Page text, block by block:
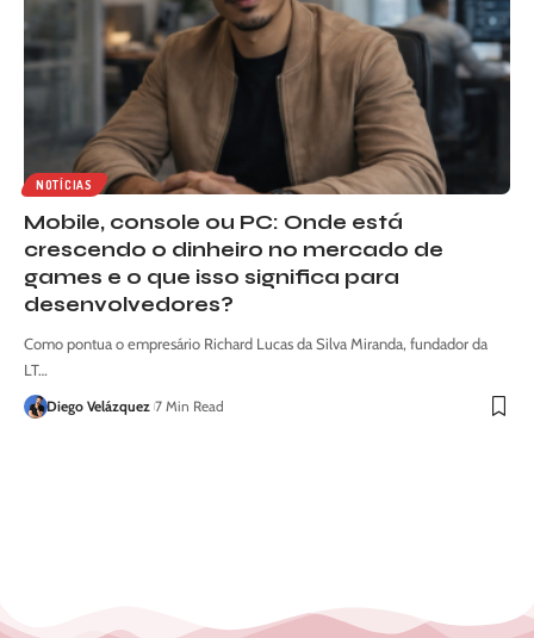
NOTÍCIAS
Mobile, console ou PC: Onde está
crescendo o dinheiro no mercado de
games e o que isso significa para
desenvolvedores?
Como pontua o empresário Richard Lucas da Silva Miranda, fundador da
LT…
Diego Velázquez 7 Min Read